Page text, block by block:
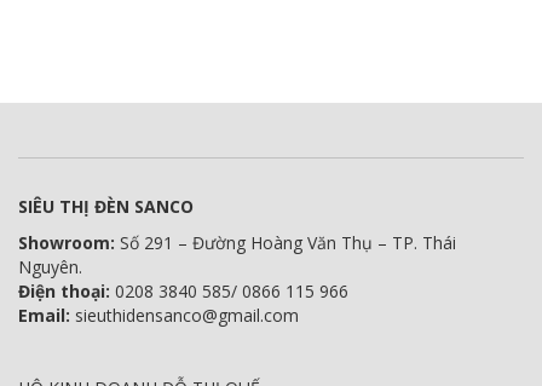
SIÊU THỊ ĐÈN SANCO
Showroom: Số 291 – Đường Hoàng Văn Thụ – TP. Thái
Nguyên.
Điện thoại: 0208 3840 585/ 0866 115 966
Email: sieuthidensanco@gmail.com